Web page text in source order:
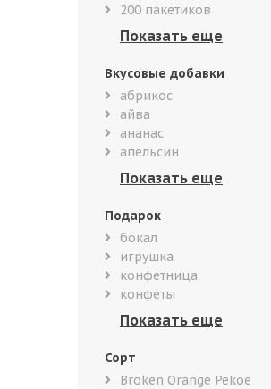
200 пакетиков
Вкусовые добавки
абрикос
айва
ананас
апельсин
Подарок
бокал
игрушка
конфетница
конфеты
Сорт
Broken Orange Pekoe